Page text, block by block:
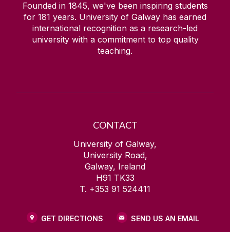
Founded in 1845, we've been inspiring students
for 181 years. University of Galway has earned
international recognition as a research-led
university with a commitment to top quality
teaching.
CONTACT
University of Galway,
University Road,
Galway, Ireland
H91 TK33
T. +353 91 524411
GET DIRECTIONS SEND US AN EMAIL